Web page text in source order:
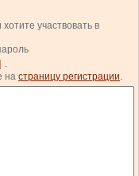
участвовать в
.
на страницу регистрации.